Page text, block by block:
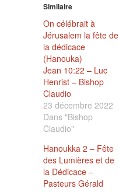
Similaire
On célébrait à
Jérusalem la fête de
la dédicace
(Hanouka)
Jean 10:22 – Luc
Henrist – Bishop
Claudio
23 décembre 2022
Dans "Bishop
Claudio"
Hanoukka 2 – Fête
des Lumières et de
la Dédicace –
Pasteurs Gérald